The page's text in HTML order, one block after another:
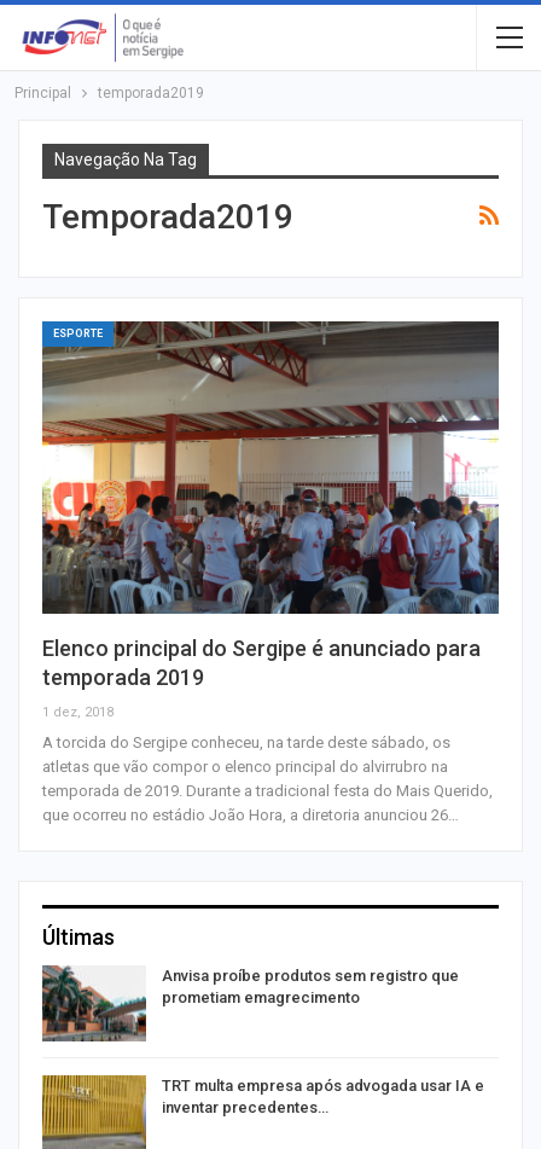
Principal temporada2019
Navegação Na Tag
Temporada2019
ESPORTE
Elenco principal do Sergipe é anunciado para
temporada 2019
1 dez, 2018
A torcida do Sergipe conheceu, na tarde deste sábado, os
atletas que vão compor o elenco principal do alvirrubro na
temporada de 2019. Durante a tradicional festa do Mais Querido,
que ocorreu no estádio João Hora, a diretoria anunciou 26…
Últimas
Anvisa proíbe produtos sem registro que
prometiam emagrecimento
TRT multa empresa após advogada usar IA e
inventar precedentes…